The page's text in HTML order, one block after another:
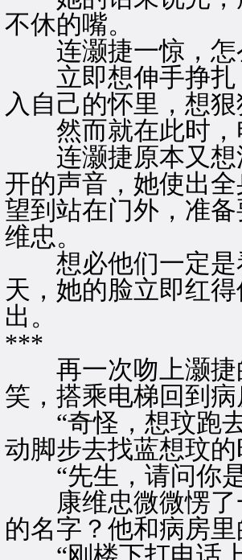
不休的嘴。
连灏捷一惊，怎
立即想伸手挣扎
入自己的怀里，想
然而就在此时，
连灏捷原本又想
开的声音，她使出
望到站在门外，准
维忠。
想必他们一定是
天，她的脸立即红
出。
***
再一次吻上灏捷
笑，搭乘电梯回到
“奇怪，想玟跑去
动脚步去找蓝想玟
“先生，请问你是
康维忠微微愣了
的名字？他和病房